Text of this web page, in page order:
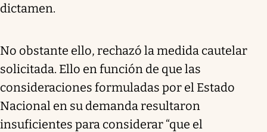
dictamen.
No obstante ello, rechazó la medida cautelar
solicitada. Ello en función de que las
consideraciones formuladas por el Estado
Nacional en su demanda resultaron
insuficientes para considerar “que el